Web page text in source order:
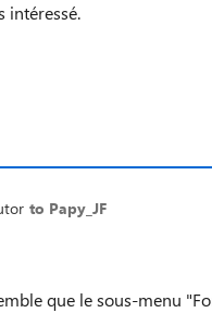
intéressé.
to Papy_JF
que le sous-menu